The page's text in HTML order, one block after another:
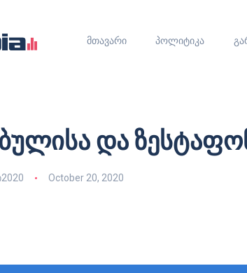
მთავარი პოლიტიკა
და
October 20, 2020